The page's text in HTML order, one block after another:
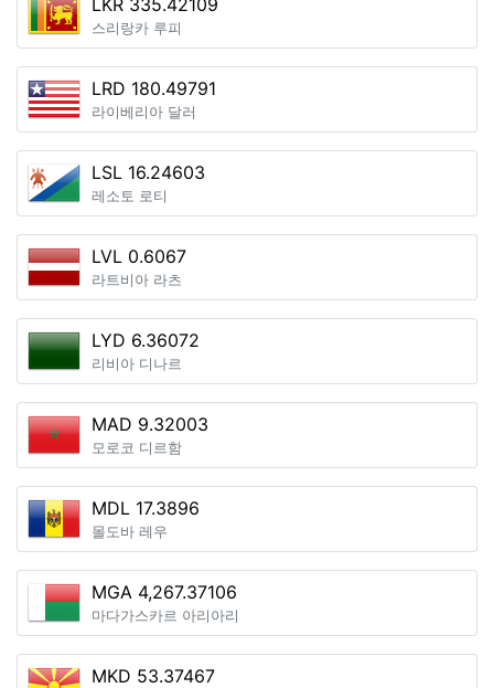
LKR 335.42109
스리랑카 루피
LRD 180.49791
라이베리아 달러
LSL 16.24603
레소토 로티
LVL 0.6067
라트비아 라츠
LYD 6.36072
리비아 디나르
MAD 9.32003
모로코 디르함
MDL 17.3896
몰도바 레우
MGA 4,267.37106
마다가스카르 아리아리
MKD 53.37467